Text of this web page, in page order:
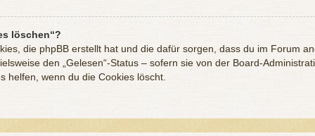
löschen“?
die phpBB erstellt hat und die dafür sorgen, dass du im Forum
den „Gelesen“-Status – sofern sie von der Board-
helfen, wenn du die Cookies löscht.